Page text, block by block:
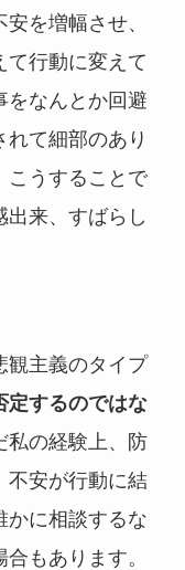
を増幅させ、
て行動に変えて
をなんとか回避
て細部のあり
こうすることで
来、すばらし
観主義のタイプ
定するのではな
私の経験上、防
不安が行動に結
かに相談するな
もあります。